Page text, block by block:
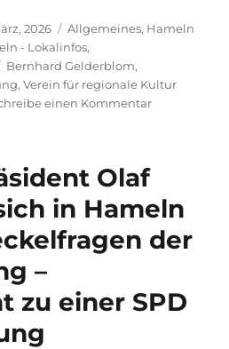
2026 Kategorien
Allgemeines, Hameln
- Lokalinfos,
Schlagwörter
Bernhard Gelderblom,
,Verein für regionale Kultur
einen Kommentarzu
regionale
Kultur-
und
e.V.
Olaf
in Hameln
der
–
zu einer SPD